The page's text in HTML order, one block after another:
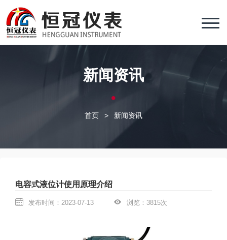
新闻资讯
首页 > 新闻资讯
电容式液位计使用原理介绍
发布时间：2023-07-13 浏览：3815次